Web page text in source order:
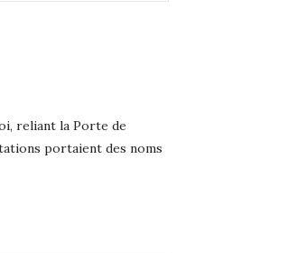
reliant la Porte de
portaient des noms